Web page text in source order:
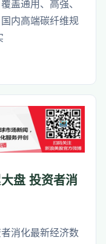
盖通用、高强、
内高端碳纤维规
盘 投资者消
消化最新经济数